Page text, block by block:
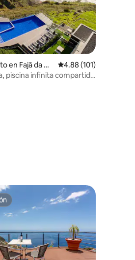
5; 294 evaluaciones
en Fajã da Ov
Calificación promedio:
4.88 (101)
piscina infinita compartida